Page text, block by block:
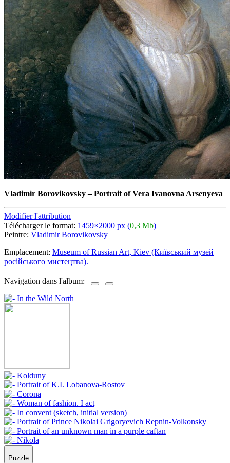
Vladimir Borovikovsky–Portrait of Vera Ivanovna Arsenyeva
Modifier l'attribution
Télécharger le format: 1459×2000 px (0,3 Mb)
Peintre: Vladimir Borovikovsky
Emplacement: Museum of Russian Art, Kiev (Київський музей
росiйського мистецтва).
Navigation dans l'album:
Puzzle